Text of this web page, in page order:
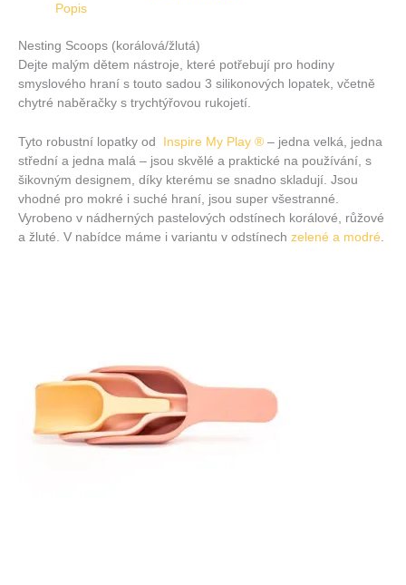
Popis
Nesting Scoops (korálová/žlutá)
Dejte malým dětem nástroje, které potřebují pro hodiny
smyslového hraní s touto sadou 3 silikonových lopatek, včetně
chytré naběračky s trychtýřovou rukojetí.
Tyto robustní lopatky od Inspire My Play ® – jedna velká, jedna
střední a jedna malá – jsou skvělé a praktické na používání, s
šikovným designem, díky kterému se snadno skladují. Jsou
vhodné pro mokré i suché hraní, jsou super všestranné.
Vyrobeno v nádherných pastelových odstínech korálové, růžové
a žluté. V nabídce máme i variantu v odstínech zelené a modré.